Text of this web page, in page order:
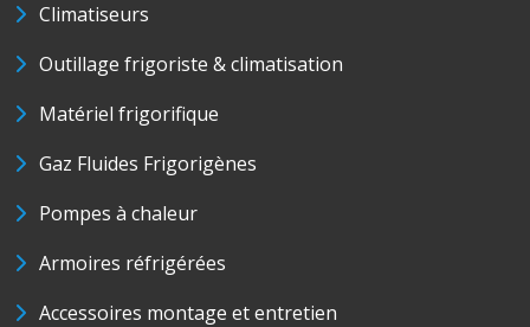
Climatiseurs
Outillage frigoriste & climatisation
Matériel frigorifique
Gaz Fluides Frigorigènes
Pompes à chaleur
Armoires réfrigérées
Accessoires montage et entretien